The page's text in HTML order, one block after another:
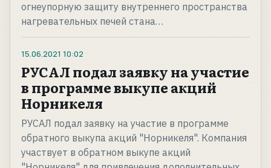
огнеупорную защиту внутреннего пространства
нагревательных печей стана…
15.06.2021 10:02
РУСАЛ подал заявку на участие
в программе выкупе акций
Норникеля
РУСАЛ подал заявку на участие в программе
обратного выкупа акций "Норникеля". Компания
участвует в обратном выкупе акций